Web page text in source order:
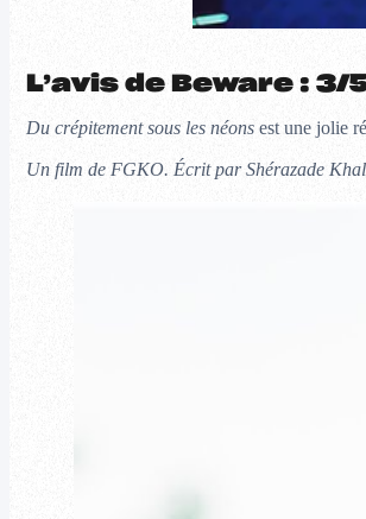
L’avis de Beware : 3/
Du crépitement sous les néons est une jolie
Un film de FGKO. Écrit par Shérazade